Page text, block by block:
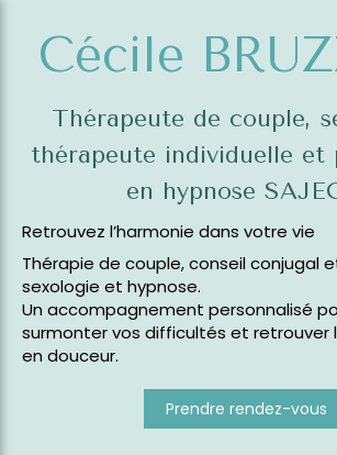
Cécile
Thérapeute de couple,
thérapeute individuelle et
en hypnose
Retrouvez l’harmonie dans votre vie
Thérapie de couple, conseil conjugal
sexologie et hypnose.
Un accompagnement personnalisé
surmonter vos difficultés et retrouver
en douceur.
Prendre rendez-vous